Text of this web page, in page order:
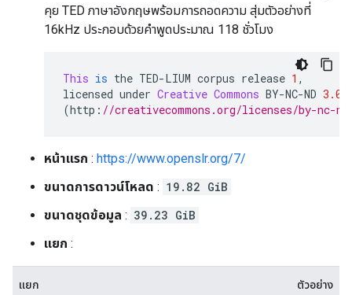
คุย TED ภาษาอังกฤษพร้อมการถอดความ สุ่มตัวอย่างที่
16kHz ประกอบด้วยคำพูดประมาณ 118 ชั่วโมง
This is the TED-LIUM corpus release 1 ,
licensed under Creative Commons BY-NC-ND 3.0
(http : //creativecommons.org/licenses/by-nc-
หน้าแรก : https://www.openslr.org/7/
ขนาดการดาวน์โหลด : 19.82 GiB
ขนาดชุดข้อมูล : 39.23 GiB
แยก :
แยก ตัวอย่าง